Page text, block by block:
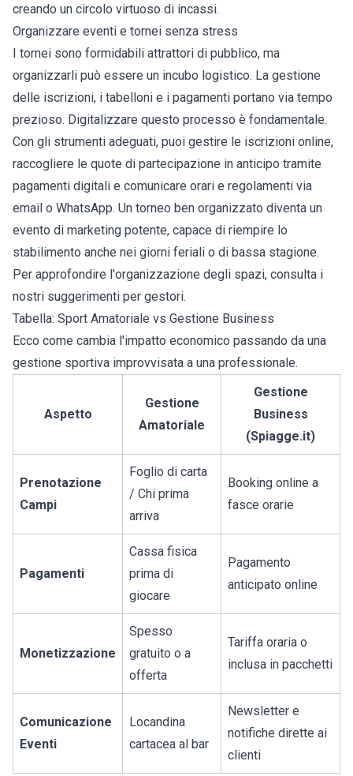
creando un circolo virtuoso di incassi.
Organizzare eventi e tornei senza stress
I tornei sono formidabili attrattori di pubblico, ma
organizzarli può essere un incubo logistico. La gestione
delle iscrizioni, i tabelloni e i pagamenti portano via tempo
prezioso. Digitalizzare questo processo è fondamentale.
Con gli strumenti adeguati, puoi gestire le iscrizioni online,
raccogliere le quote di partecipazione in anticipo tramite
pagamenti digitali e comunicare orari e regolamenti via
email o WhatsApp. Un torneo ben organizzato diventa un
evento di marketing potente, capace di riempire lo
stabilimento anche nei giorni feriali o di bassa stagione.
Per approfondire l'organizzazione degli spazi, consulta i
nostri suggerimenti per gestori.
Tabella: Sport Amatoriale vs Gestione Business
Ecco come cambia l'impatto economico passando da una
gestione sportiva improvvisata a una professionale.
Aspetto
Gestione
Amatoriale
Gestione
Business
(Spiagge.it)
Prenotazione
Campi
Foglio di carta
/ Chi prima
arriva
Booking online a
fasce orarie
Pagamenti
Cassa fisica
prima di
giocare
Pagamento
anticipato online
Monetizzazione
Spesso
gratuito o a
offerta
Tariffa oraria o
inclusa in pacchetti
Comunicazione
Eventi
Locandina
cartacea al bar
Newsletter e
notifiche dirette ai
clienti